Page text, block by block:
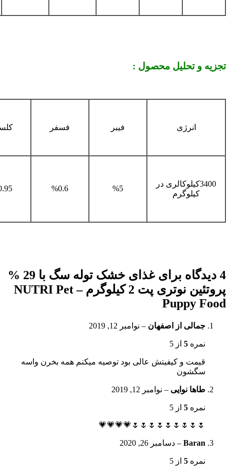
تجزیه و تحلیل محصول :
انرژی فیبر فسفر
3400کیلو
کالری در
کیلوگرم
%5
%0.6
4 دیدگاه برای
غذای خشک توله سگ با 29 %
پروتئین نوتری پت 2 کیلوگرم – NUTRI Pet
Puppy Food
جمالی از اصفهان – نوامبر 12, 2019
نمره 5 از 5
قیمت و کیفیتش عالی بود توصیه میکنم همه بخرن واسه
سگشون
طاها نوایی – نوامبر 12, 2019
نمره 5 از 5
🌷🌷🌷🌷🌷🌷🌷🌷🌷💗💗💗💗
Baran
– دسامبر 26, 2020
نمره 5 از 5